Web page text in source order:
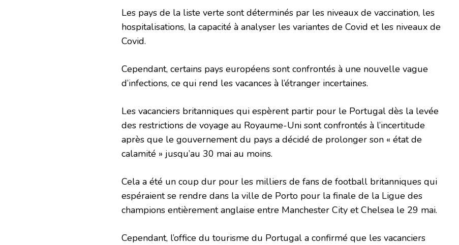
Les pays de la liste verte sont déterminés par les niveaux de vaccination, les
hospitalisations, la capacité à analyser les variantes de Covid et les niveaux de
Covid.
Cependant, certains pays européens sont confrontés à une nouvelle vague
d’infections, ce qui rend les vacances à l’étranger incertaines.
Les vacanciers britanniques qui espèrent partir pour le Portugal dès la levée
des restrictions de voyage au Royaume-Uni sont confrontés à l’incertitude
après que le gouvernement du pays a décidé de prolonger son « état de
calamité » jusqu’au 30 mai au moins.
Cela a été un coup dur pour les milliers de fans de football britanniques qui
espéraient se rendre dans la ville de Porto pour la finale de la Ligue des
champions entièrement anglaise entre Manchester City et Chelsea le 29 mai.
Cependant, l’office du tourisme du Portugal a confirmé que les vacanciers